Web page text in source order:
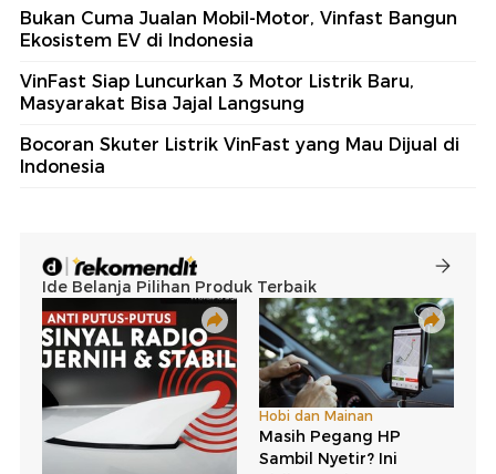
Bukan Cuma Jualan Mobil-Motor, Vinfast Bangun
Ekosistem EV di Indonesia
VinFast Siap Luncurkan 3 Motor Listrik Baru,
Masyarakat Bisa Jajal Langsung
Bocoran Skuter Listrik VinFast yang Mau Dijual di
Indonesia